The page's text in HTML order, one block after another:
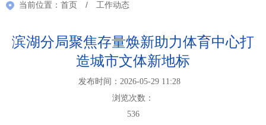
当前位置： 首页 / 工作动态
滨湖分局聚焦存量焕新助力体育中心打
造城市文体新地标
发布时间：2026-05-29 11:28
浏览次数：
536